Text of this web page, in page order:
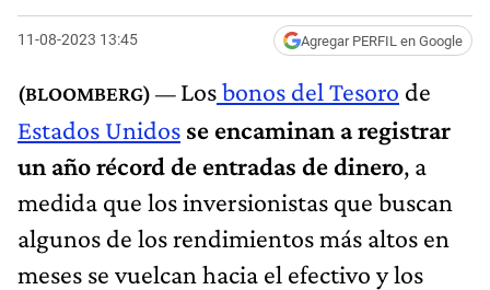
11-08-2023 13:45 Agregar PERFIL en Google
Losbonos del Tesoro de
Estados Unidos se encaminan a registrar
un año récord de entradas de dinero, a
medida que los inversionistas que buscan
algunos de los rendimientos más altos en
meses se vuelcan hacia el efectivo y los